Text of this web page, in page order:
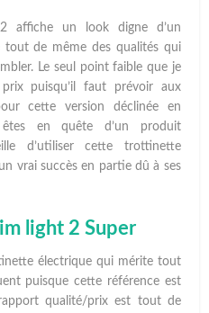
affiche un look digne d’un
tout de même des qualités qui
Le seul point faible que je
puisqu’il faut prévoir aux
cette version déclinée en
en quête d’un produit
d’utiliser cette trottinette
vrai succès en partie dû à ses
light 2 Super
électrique qui mérite tout
puisque cette référence est
qualité/prix est tout de